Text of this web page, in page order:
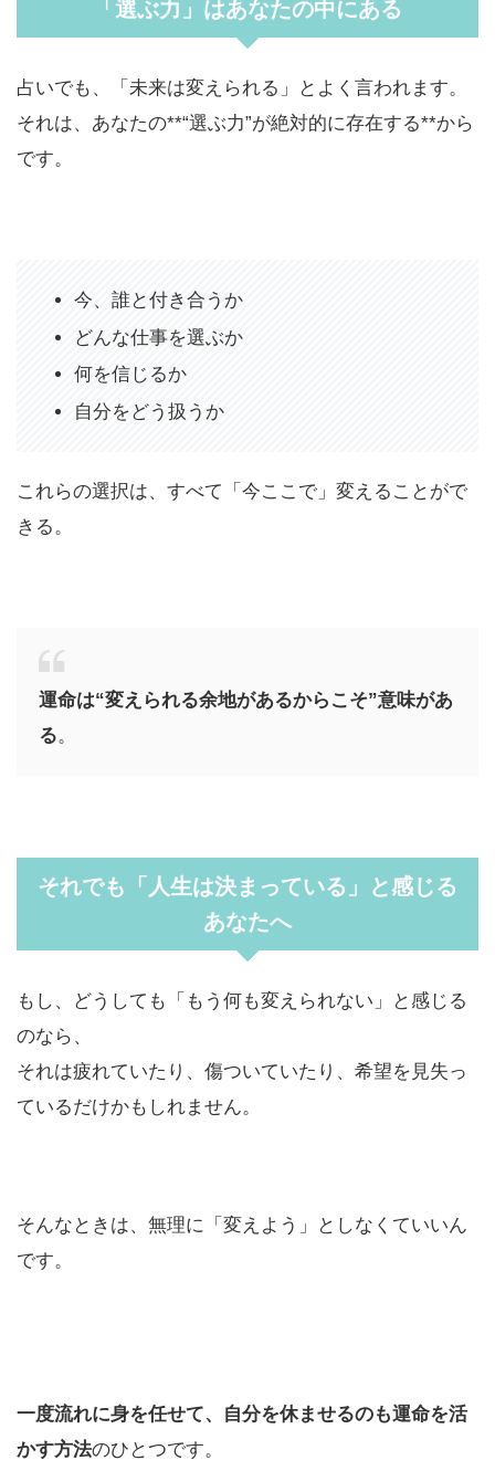
「選ぶ力」はあなたの中にある
占いでも、「未来は変えられる」とよく言われます。
それは、あなたの**“選ぶ力”が絶対的に存在する**から
です。
今、誰と付き合うか
どんな仕事を選ぶか
何を信じるか
自分をどう扱うか
これらの選択は、すべて「今ここで」変えることがで
きる。
運命は“変えられる余地があるからこそ”意味があ
る。
それでも「人生は決まっている」と感じる
あなたへ
もし、どうしても「もう何も変えられない」と感じる
のなら、
それは疲れていたり、傷ついていたり、希望を見失っ
ているだけかもしれません。
そんなときは、無理に「変えよう」としなくていいん
です。
一度流れに身を任せて、自分を休ませるのも運命を活
かす方法のひとつです。